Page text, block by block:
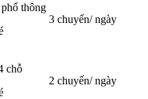
thông
3 chuyến/ ngày
chỗ
2 chuyến/ ngày